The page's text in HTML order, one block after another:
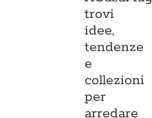
trovi
idee,
tendenze
e
collezioni
per
arredare